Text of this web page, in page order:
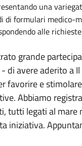
una
formulari medico-
alle
grande
di avere aderito a
favorire e
Abbiamo
tutti legati al mare
iniziativa.